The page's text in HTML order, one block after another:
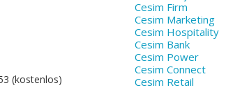
(kostenlos)
Cesim Firm
Cesim Marketing
Cesim Hospitality
Cesim Bank
Cesim Power
Cesim Connect
Cesim Retail